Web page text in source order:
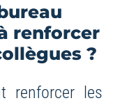
renforcer
?
renforcer les